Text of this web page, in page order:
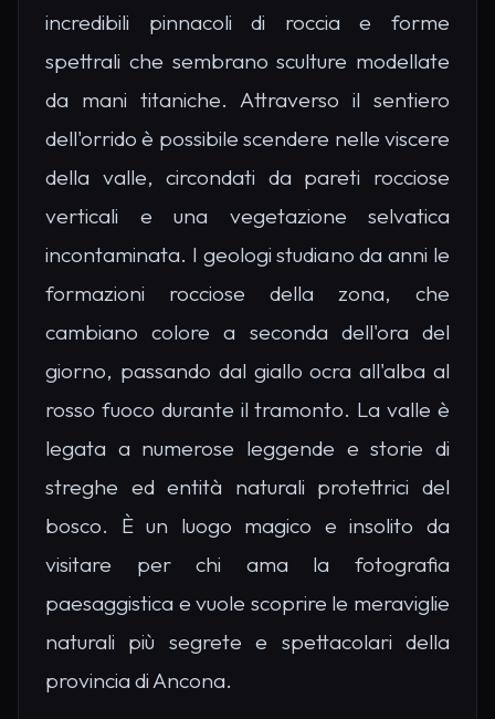
incredibili pinnacoli di roccia e forme
spettrali che sembrano sculture modellate
da mani titaniche. Attraverso il sentiero
dell'orrido è possibile scendere nelle viscere
della valle, circondati da pareti rocciose
verticali e una vegetazione selvatica
incontaminata. I geologi studiano da anni le
formazioni rocciose della zona, che
cambiano colore a seconda dell'ora del
giorno, passando dal giallo ocra all'alba al
rosso fuoco durante il tramonto. La valle è
legata a numerose leggende e storie di
streghe ed entità naturali protettrici del
bosco. È un luogo magico e insolito da
visitare per chi ama la fotografia
paesaggistica e vuole scoprire le meraviglie
naturali più segrete e spettacolari della
provincia di Ancona.